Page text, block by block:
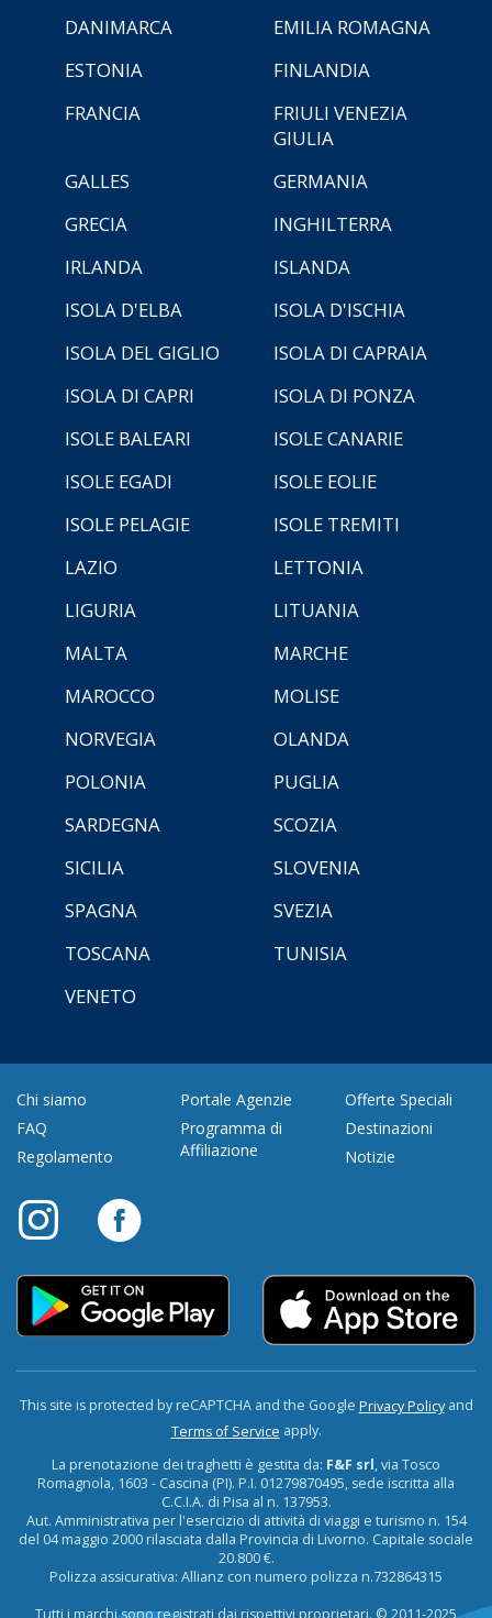
DANIMARCA
EMILIA ROMAGNA
ESTONIA
FINLANDIA
FRANCIA
FRIULI VENEZIA
GIULIA
GALLES
GERMANIA
GRECIA
INGHILTERRA
IRLANDA
ISLANDA
ISOLA D'ELBA
ISOLA D'ISCHIA
ISOLA DEL GIGLIO
ISOLA DI CAPRAIA
ISOLA DI CAPRI
ISOLA DI PONZA
ISOLE BALEARI
ISOLE CANARIE
ISOLE EGADI
ISOLE EOLIE
ISOLE PELAGIE
ISOLE TREMITI
LAZIO
LETTONIA
LIGURIA
LITUANIA
MALTA
MARCHE
MAROCCO
MOLISE
NORVEGIA
OLANDA
POLONIA
PUGLIA
SARDEGNA
SCOZIA
SICILIA
SLOVENIA
SPAGNA
SVEZIA
TOSCANA
TUNISIA
VENETO
Chi siamo
FAQ
Regolamento
Portale Agenzie
Programma di
Affiliazione
Offerte Speciali
Destinazioni
Notizie
This site is protected by reCAPTCHA and the Google Privacy Policyand
Terms of Service apply.
La prenotazione dei traghetti è gestita da: F&F srl, via Tosco
Romagnola, 1603 - Cascina (PI). P.I. 01279870495, sede iscritta alla
C.C.I.A. di Pisa al n. 137953.
Aut. Amministrativa per l'esercizio di attività di viaggi e turismo n. 154
del 04 maggio 2000 rilasciata dalla Provincia di Livorno. Capitale sociale
20.800 €.
Polizza assicurativa: Allianz con numero polizza n.732864315